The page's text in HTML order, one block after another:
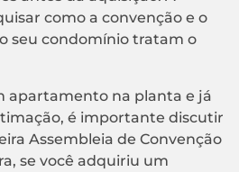
como a convenção e o
seu condomínio tratam o
apartamento na planta e já
é importante discutir
Assembleia de Convenção
se você adquiriu um